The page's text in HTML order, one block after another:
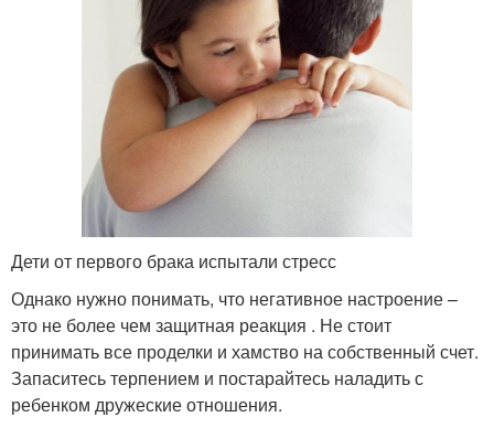
Дети от первого брака испытали стресс
Однако нужно понимать, что негативное настроение –
это не более чем защитная реакция . Не стоит
принимать все проделки и хамство на собственный счет.
Запаситесь терпением и постарайтесь наладить с
ребенком дружеские отношения.